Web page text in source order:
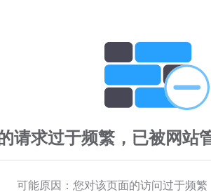
请求过于频繁，已被网站
可能原因：您对该页面的访问过于频繁